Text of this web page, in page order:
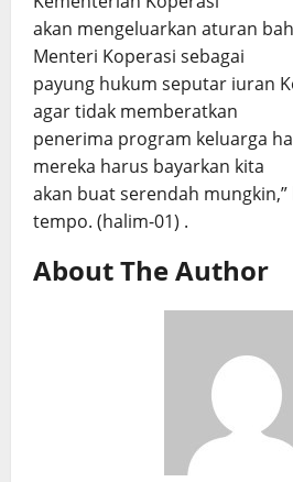
akan mengeluarkan aturan
Menteri Koperasi sebagai
payung hukum seputar iuran
agar tidak memberatkan
penerima program keluarga
mereka harus bayarkan kita
akan buat serendah
tempo. (halim-01) .
About The Author